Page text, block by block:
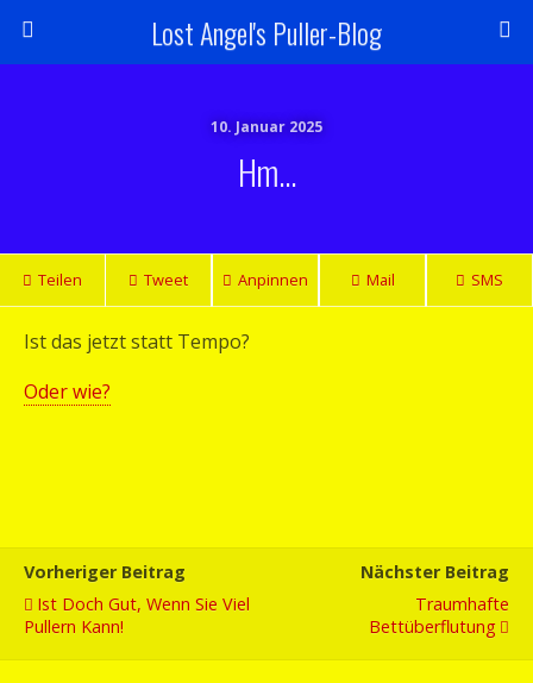
Lost Angel's Puller-Blog
10. Januar 2025
Hm…
Teilen Tweet Anpinnen Mail SMS
Ist das jetzt statt Tempo?
Oder wie?
Vorheriger Beitrag
Ist Doch Gut, Wenn Sie Viel
Pullern Kann!
Nächster Beitrag
Traumhafte
Bettüberflutung